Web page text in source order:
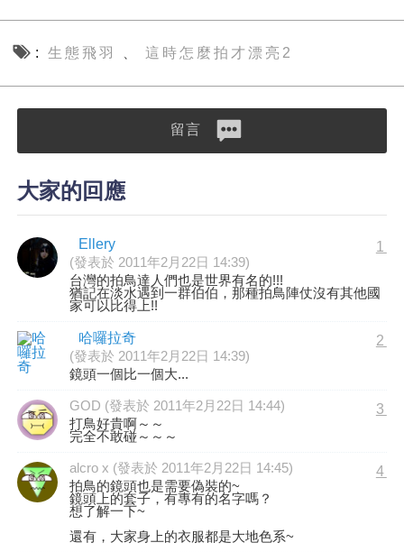
生態飛羽 這時怎麼拍才漂亮2
留言
大家的回應
Ellery
(發表於 2011年2月22日 14:39)
1
台灣的拍鳥達人們也是世界有名的!!!
猶記在淡水遇到一群伯伯，那種拍鳥陣仗沒有其他國
家可以比得上!!
哈囉拉奇
(發表於 2011年2月22日 14:39)
2
鏡頭一個比一個大...
GOD (發表於 2011年2月22日 14:44) 3
打鳥好貴啊～～
完全不敢碰～～～
alcro x (發表於 2011年2月22日 14:45) 4
拍鳥的鏡頭也是需要偽裝的~
鏡頭上的套子，有專有的名字嗎？
想了解一下~
還有，大家身上的衣服都是大地色系~